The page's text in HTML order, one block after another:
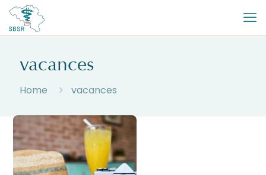
vacances
Home vacances